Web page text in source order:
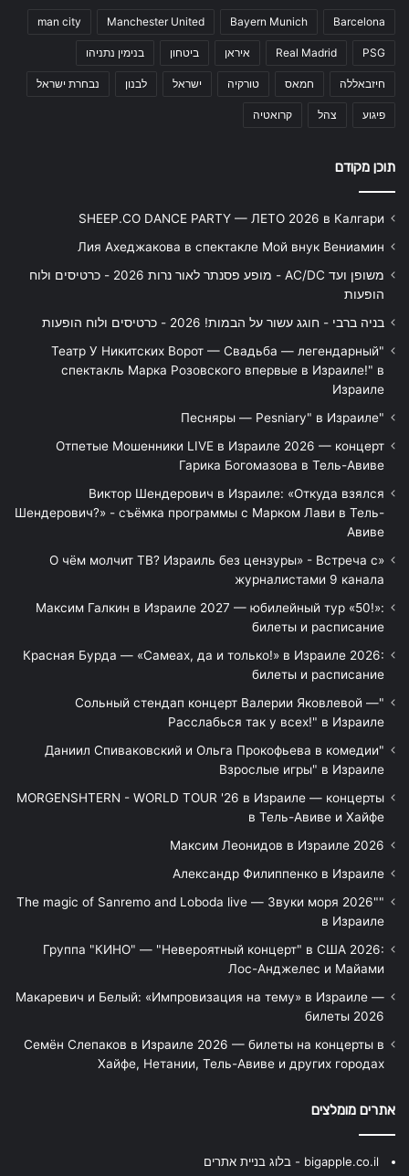
Barcelona
Bayern Munich
Manchester United
man city
PSG
Real Madrid איראן ביטחון בנימין נתניהו
חיזבאללה חמאס טורקיה ישראל לבנון נבחרת ישראל
פיגוע צהל קרואטיה
תוכן מקודם
SHEEP.CO DANCE PARTY — ЛЕТО 2026 в Калгари
Лия Ахеджакова в спектакле Мой внук Вениамин
משופן ועד AC/DC - מופע פסנתר לאור נרות 2026 - כרטיסים ולוח
הופעות
בניה ברבי - חוגג עשור על הבמות! 2026 - כרטיסים ולוח הופעות
"Театр У Никитских Ворот — Свадьба — легендарный
спектакль Марка Розовского впервые в Израиле!" в
Израиле
"Песняры — Pesniary" в Израиле
Отпетые Мошенники LIVE в Израиле 2026 — концерт
Гарика Богомазова в Тель-Авиве
Виктор Шендерович в Израиле: «Откуда взялся
Шендерович?» - съёмка программы с Марком Лави в Тель-
Авиве
«О чём молчит ТВ? Израиль без цензуры» - Встреча с
журналистами 9 канала
Максим Галкин в Израиле 2027 — юбилейный тур «50!»:
билеты и расписание
Красная Бурда — «Самеах, да и только!» в Израиле 2026:
билеты и расписание
"Сольный стендап концерт Валерии Яковлевой —
Расслабься так у всех!" в Израиле
"Даниил Спиваковский и Ольга Прокофьева в комедии
Взрослые игры" в Израиле
MORGENSHTERN - WORLD TOUR '26 в Израиле — концерты
в Тель-Авиве и Хайфе
Максим Леонидов в Израиле 2026
Александр Филиппенко в Израиле
"The magic of Sanremo and Loboda live — Звуки моря 2026"
в Израиле
Группа "КИНО" — "Невероятный концерт" в США 2026:
Лос-Анджелес и Майами
Макаревич и Белый: «Импровизация на тему» в Израиле —
билеты 2026
Семён Слепаков в Израиле 2026 — билеты на концерты в
Хайфе, Нетании, Тель-Авиве и других городах
אתרים מומלצים
bigapple.co.il - בלוג בניית אתרים